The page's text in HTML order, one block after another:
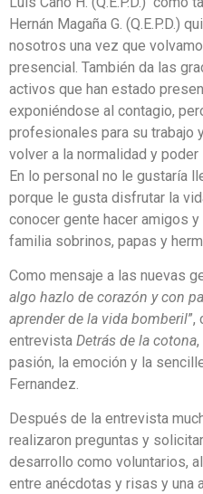
Hernán Magaña G. (Q.E.P.D.)
nosotros una vez que
presencial. También da las
activos que han estado
exponiéndose al contagio,
profesionales para su trabajo
volver a la normalidad y poder
En lo personal no le gustaría
porque le gusta disfrutar la
conocer gente hacer amigos
familia sobrinos, papas y
Como mensaje a las nuevas
algo hazlo de corazón y con
aprender de la vida bomberil”,
entrevista Detrás de la cotona
pasión, la emoción y la
Fernandez.
Después de la entrevista
realizaron preguntas y
desarrollo como voluntarios,
entre anécdotas y risas y una